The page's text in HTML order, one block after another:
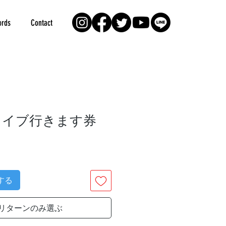
Contact
ブ行きます券
る
ターンのみ選ぶ